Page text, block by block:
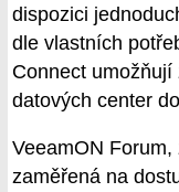
dispozici
dle vlastních
Connect
datových center
VeeamON
zaměřená na